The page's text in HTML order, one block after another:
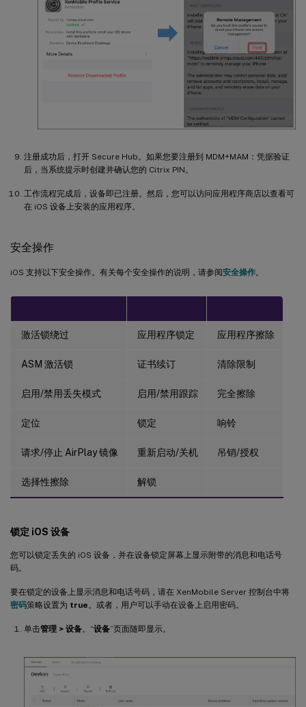
注册成功后，打开 Secure Hub。如果您要注册到 MDM+MAM：凭据验证
后，当系统提示时创建并确认您的 Citrix PIN。
工作流程完成后，设备即已注册。然后，您可以访问应用程序商店以查看可
在 iOS 设备上安装的应用程序。
安全操作
iOS 支持以下安全操作。有关每个安全操作的说明，请参阅安全操作。
激活锁绕过 应用程序锁定 应用程序擦除
ASM 激活锁 证书续订 清除限制
启用/禁用丢失模式 启用/禁用跟踪 完全擦除
定位 锁定 响铃
请求/停止 AirPlay 镜像 重新启动/关机 吊销/授权
选择性擦除 解锁
锁定 iOS 设备
您可以锁定丢失的 iOS 设备，并在设备锁定屏幕上显示附带的消息和电话号
码。
要在锁定的设备上显示消息和电话号码，请在 XenMobile Server 控制台中将
密码策略设置为 true。或者，用户可以手动在设备上启用密码。
单击管理 > 设备。“设备”页面随即显示。